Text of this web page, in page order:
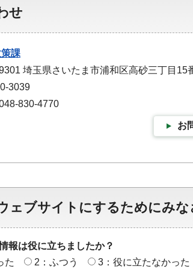
せ
課
埼玉県さいたま市浦和区高砂三丁目15
3039
830-4770
お
ェブサイトにするためにみ
報は役に立ちましたか？
た
2：ふつう
3：役に立たなかった